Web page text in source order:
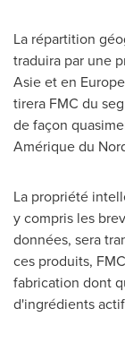
La répartition
traduira par une
Asie et en Europe
tirera FMC du
de façon
Amérique du
La propriété
y compris les
données, sera
ces produits,
fabrication dont
d'ingrédients